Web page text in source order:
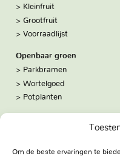
Om de beste ervaringen te
Kleinfruit
Grootfruit
Voorraadlijst
Openbaar groen
Parkbramen
Wortelgoed
Potplanten